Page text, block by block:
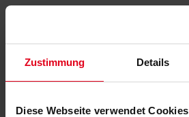
Zustimmung Details
Diese Webseite verwendet Cookies